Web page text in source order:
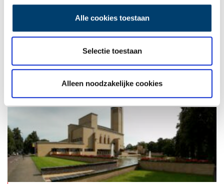
Alle cookies toestaan
Selectie toestaan
Alleen noodzakelijke cookies
De skyline van Hilversum
met grote architectonische en cultuurhistorische waarde: de
Sint Vituskerk, het gemeentehuis van Dudok en de KPN-toren.
De gemeenten in het Gooiland blijven waken voor massale
hoogbouw, ter bescherming van de natuurbeleving, waardoor
er in de omgeving weinig hoogbouw is te vinden. Dit zorgt er
voor dat de genoemde hoogbouw opvalt.